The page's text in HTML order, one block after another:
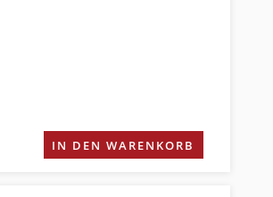
IN DEN WARENKORB